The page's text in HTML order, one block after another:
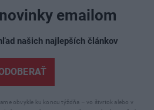
emailom
našich najlepších článkov
obvykle ku koncu týždňa – vo štvrtok alebo v